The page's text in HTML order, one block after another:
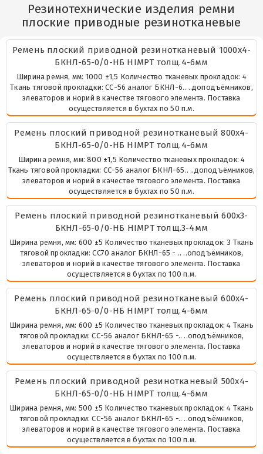
Резинотехнические изделия ремни
плоские приводные резинотканевые
Ремень плоский приводной резинотканевый 1000х4-
БКНЛ-65-0/0-НБ HIMPT толщ.4-6мм
Ширина ремня, мм: 1000 ±1,5 Количество тканевых прокладок: 4
Ткань тяговой прокладки: СС-56 аналог БКНЛ-6.. ..доподъёмников,
элеваторов и норий в качестве тягового элемента. Поставка
осуществляется в бухтах по 50 п.м.
Ремень плоский приводной резинотканевый 800х4-
БКНЛ-65-0/0-НБ HIMPT толщ.4-6мм
Ширина ремня, мм: 800 ±1,5 Количество тканевых прокладок: 4
Ткань тяговой прокладки: СС-56 аналог БКНЛ-65.. ..доподъёмников,
элеваторов и норий в качестве тягового элемента. Поставка
осуществляется в бухтах по 50 п.м.
Ремень плоский приводной резинотканевый 600х3-
БКНЛ-65-0/0-НБ HIMPT толщ.3-4мм
Ширина ремня, мм: 600 ±5 Количество тканевых прокладок: 3 Ткань
тяговой прокладки: СС70 аналог БКНЛ-65 - .. ..оподъёмников,
элеваторов и норий в качестве тягового элемента. Поставка
осуществляется в бухтах по 100 п.м.
Ремень плоский приводной резинотканевый 600х4-
БКНЛ-65-0/0-НБ HIMPT толщ.4-6мм
Ширина ремня, мм: 600 ±5 Количество тканевых прокладок: 4 Ткань
тяговой прокладки: СС-56 аналог БКНЛ-65 -.. ..оподъёмников,
элеваторов и норий в качестве тягового элемента. Поставка
осуществляется в бухтах по 100 п.м.
Ремень плоский приводной резинотканевый 500х4-
БКНЛ-65-0/0-НБ HIMPT толщ.4-6мм
Ширина ремня, мм: 500 ±5 Количество тканевых прокладок: 4 Ткань
тяговой прокладки: СС-56 аналог БКНЛ-65 -.. ..оподъёмников,
элеваторов и норий в качестве тягового элемента. Поставка
осуществляется в бухтах по 100 п.м.